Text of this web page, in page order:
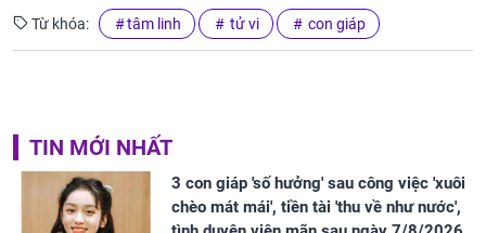
Từ khóa: tâm linh tử vi con giáp
TIN MỚI NHẤT
3 con giáp 'số hưởng' sau công việc 'xuôi
chèo mát mái', tiền tài 'thu về như nước',